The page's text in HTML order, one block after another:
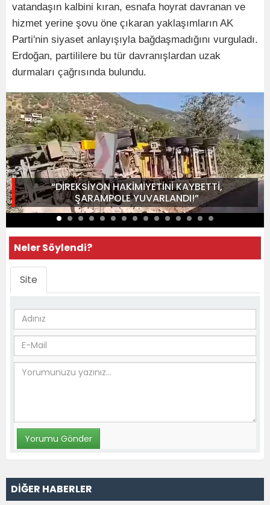
vatandaşın kalbini kıran, esnafa hoyrat davranan ve
hizmet yerine şovu öne çıkaran yaklaşımların AK
Parti'nin siyaset anlayışıyla bağdaşmadığını vurguladı.
Erdoğan, partililere bu tür davranışlardan uzak
durmaları çağrısında bulundu.
“DİREKSİYON HAKİMİYETİNİ KAYBETTİ,
ŞARAMPOLE YUVARLANDI!”
Neler Söylendi?
Site
DİĞER HABERLER